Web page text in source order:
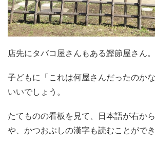
店先にタバコ屋さんもある鰹節屋さん。
子どもに「これは何屋さんだったのか
いいでしょう。
たてものの看板を見て、日本語が右か
や、かつおぶしの漢字も読むことができ